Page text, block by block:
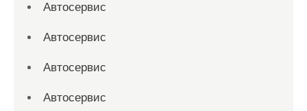
Автосервис
Автосервис
Автосервис
Автосервис